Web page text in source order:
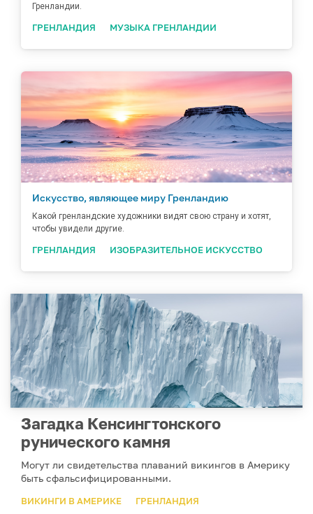
Гренландии.
ГРЕНЛАНДИЯ МУЗЫКА ГРЕНЛАНДИИ
Искусство, являющее миру Гренландию
Какой гренландские художники видят свою страну и хотят,
чтобы увидели другие.
ГРЕНЛАНДИЯ ИЗОБРАЗИТЕЛЬНОЕ ИСКУССТВО
Загадка Кенсингтонского
рунического камня
Могут ли свидетельства плаваний викингов в Америку
быть сфальсифицированными.
ВИКИНГИ В АМЕРИКЕ ГРЕНЛАНДИЯ